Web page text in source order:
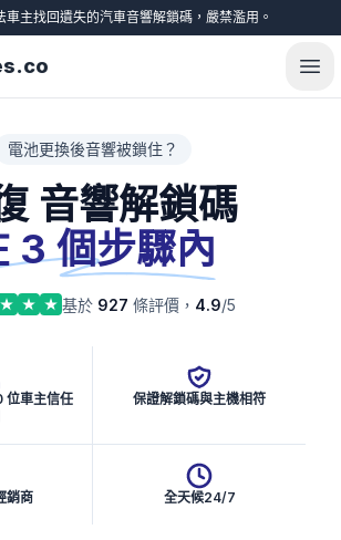
車主找回遺失的汽車音響解鎖碼，嚴禁濫用。
電池更換後音響被鎖住？
音響解鎖碼
3 個步驟內
基於 927 條評價， 4.9/5
位車主信任
保證解鎖碼與主機相符
銷商 全天候24/7